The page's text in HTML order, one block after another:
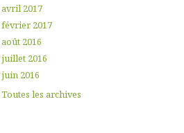
avril 2017
février 2017
août 2016
juillet 2016
juin 2016
Toutes les archives